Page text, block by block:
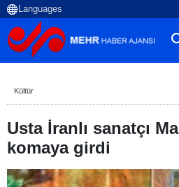
Kültür
Usta İranlı sanatçı
komaya girdi